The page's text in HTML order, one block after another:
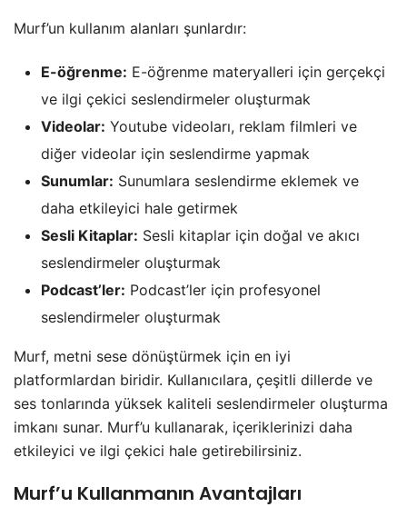
Murf’un kullanım alanları şunlardır:
E-öğrenme: E-öğrenme materyalleri için gerçekçi
ve ilgi çekici seslendirmeler oluşturmak
Videolar: Youtube videoları, reklam filmleri ve
diğer videolar için seslendirme yapmak
Sunumlar: Sunumlara seslendirme eklemek ve
daha etkileyici hale getirmek
Sesli Kitaplar: Sesli kitaplar için doğal ve akıcı
seslendirmeler oluşturmak
Podcast’ler: Podcast’ler için profesyonel
seslendirmeler oluşturmak
Murf, metni sese dönüştürmek için en iyi
platformlardan biridir. Kullanıcılara, çeşitli dillerde ve
ses tonlarında yüksek kaliteli seslendirmeler oluşturma
imkanı sunar. Murf’u kullanarak, içeriklerinizi daha
etkileyici ve ilgi çekici hale getirebilirsiniz.
Murf’u Kullanmanın Avantajları